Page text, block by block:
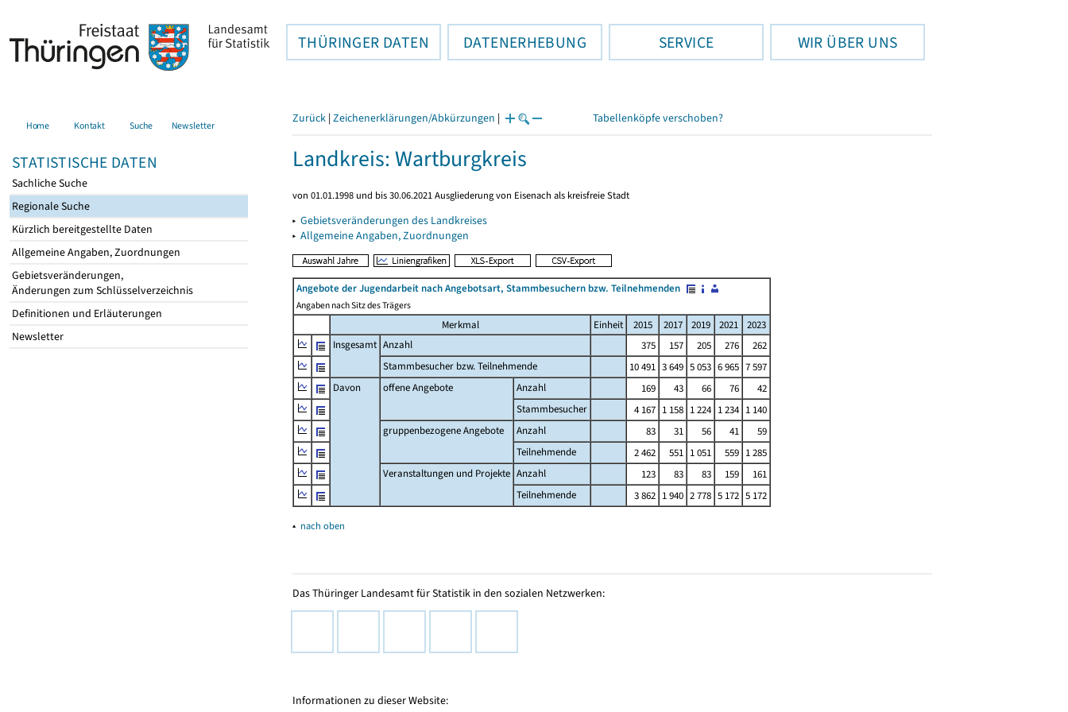
THÜRINGER DATEN DATENERHEBUNG SERVICE WIR ÜBER UNS
Home Kontakt Suche Newsletter
STATISTISCHE DATEN
Sachliche Suche
Regionale Suche
Kürzlich bereitgestellte Daten
Allgemeine Angaben, Zuordnungen
Gebietsveränderungen,
Änderungen zum Schlüsselverzeichnis
Definitionen und Erläuterungen
Newsletter
Zurück | Zeichenerklärungen/Abkürzungen | Tabellenköpfe verschoben?
Landkreis: Wartburgkreis
von 01.01.1998 und bis 30.06.2021 Ausgliederung von Eisenach als kreisfreie Stadt
▸ Gebietsveränderungen des Landkreises
▸ Allgemeine Angaben, Zuordnungen
Angebote der Jugendarbeit nach Angebotsart, Stammbesuchern bzw. Teilnehmenden
Angaben nach Sitz des Trägers
Merkmal Einheit 2015 2017 2019 2021
2023
Insgesamt Anzahl 375 157 205 276
262
Stammbesucher bzw. Teilnehmende
10 491 3 649 5 053 6 965 7 597
Davon
offene Angebote Anzahl 169 43 66 76
42
Stammbesucher
4 167 1 158 1 224 1 234 1 140
gruppenbezogene Angebote
Anzahl 83 31 56 41
59
Teilnehmende
2 462 551 1 051 559 1 285
Veranstaltungen und Projekte Anzahl 123 83 83 159
161
Teilnehmende
3 862 1 940 2 778 5 172 5 172
▴ nach oben
Das Thüringer Landesamt für Statistik in den sozialen Netzwerken:
Informationen zu dieser Website: